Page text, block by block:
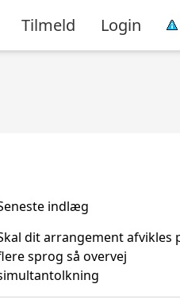
Tilmeld Login
indlæg
dit arrangement afvikles
sprog så overvej